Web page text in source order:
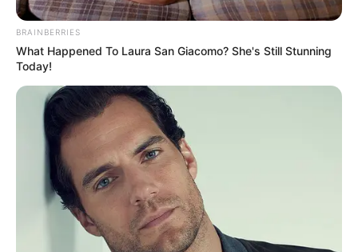
YOUTUBE ΕΓΓΡΑΦΕΊΤΕ
EMAIL ΑΚΟΛΟΥΘΉΣΤΕ
BRAINBERRIES
What Happened To Laura San Giacomo? She's Still Stunning
Today!